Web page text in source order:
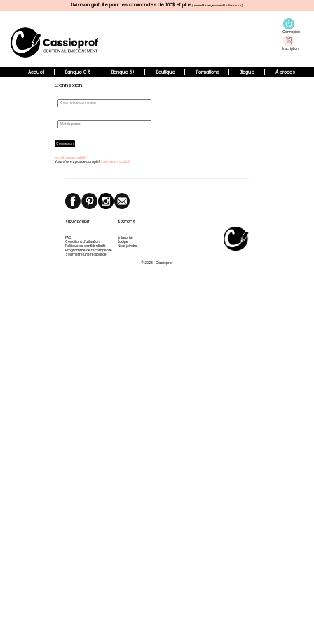
Livraison gratuite pour les commandes de 100$ et plus (avant taxes, excluant la livraison)
Connexion
Inscription
Accueil Banque 0-5 Banque 5+ Boutique Formations Blogue À propos
Connexion
Connexion
Mot de passe oublié?
Vous n'avez pas de compte? Inscrivez-vous ici!
SERVICE CLIENT
FAQ
Conditions d'utilisation
Politique de confidentialité
Programme de récompense
Soumettre une ressource
À PROPOS
Entreprise
Équipe
Nous joindre
© 2026 - Cassioprof